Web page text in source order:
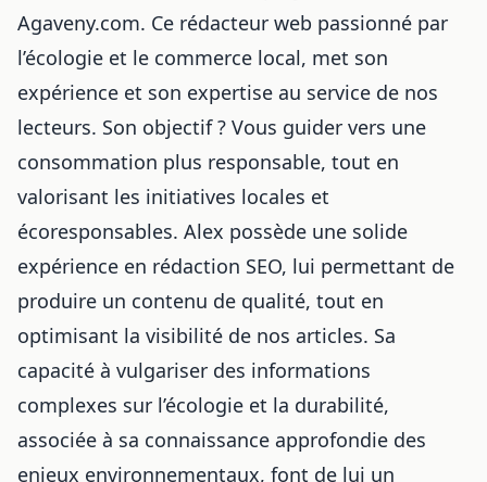
Agaveny.com. Ce rédacteur web passionné par
l’écologie et le commerce local, met son
expérience et son expertise au service de nos
lecteurs. Son objectif ? Vous guider vers une
consommation plus responsable, tout en
valorisant les initiatives locales et
écoresponsables. Alex possède une solide
expérience en rédaction SEO, lui permettant de
produire un contenu de qualité, tout en
optimisant la visibilité de nos articles. Sa
capacité à vulgariser des informations
complexes sur l’écologie et la durabilité,
associée à sa connaissance approfondie des
enjeux environnementaux, font de lui un